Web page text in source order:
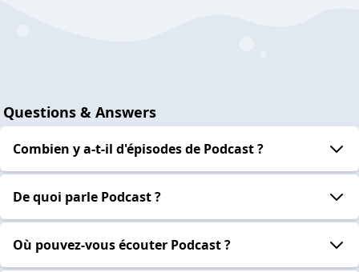
Questions & Answers
Combien y a-t-il d'épisodes de Podcast ?
De quoi parle Podcast ?
Où pouvez-vous écouter Podcast ?